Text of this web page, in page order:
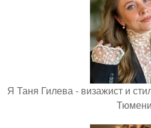
Я Таня Гилева - визажист и